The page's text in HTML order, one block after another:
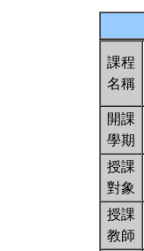
課程
名稱
開課
學期
授課
對象
授課
教師